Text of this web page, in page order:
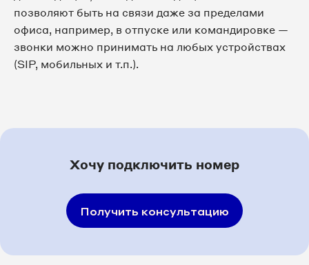
8 495 065-83-23
8 495 065-86-09
8 495 065-86-46
позволяют быть на связи даже за пределами
офиса, например, в отпуске или командировке —
звонки можно принимать на любых устройствах
(SIP, мобильных и т.п.).
Хочу подключить номер
Получить консультацию